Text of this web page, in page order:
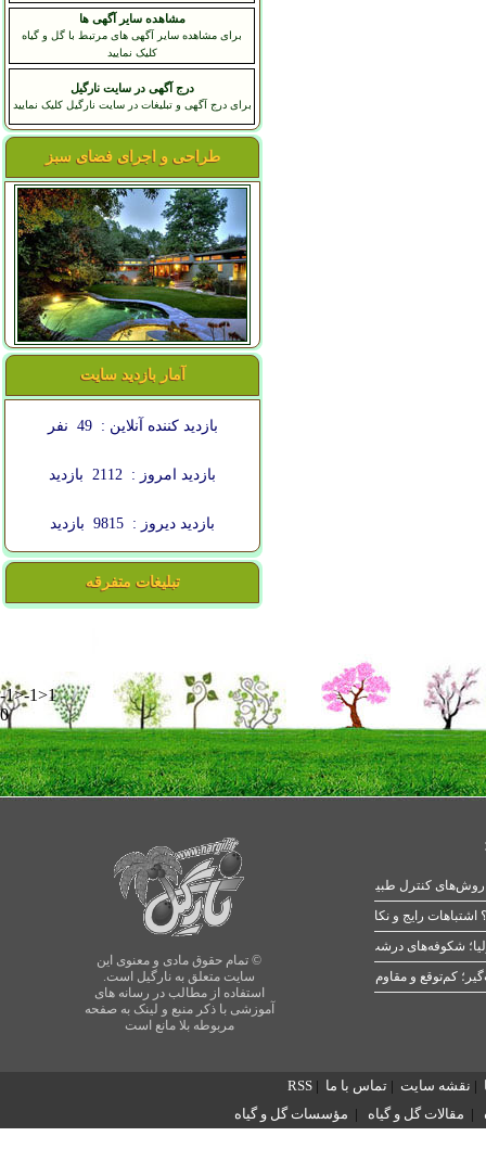
مشاهده سایر آگهی ها
برای مشاهده سایر آگهی های مرتبط با گل و گیاه
کلیک نمایید
درج آگهی در سایت نارگیل
برای درج آگهی و تبلیغات در سایت نارگیل کلیک نمایید
طراحی و اجرای فضای سبز
آمار بازدید سایت
بازدید کننده آنلاین : 49 نفر
بازدید امروز : 2112 بازدید
بازدید دیروز : 9815 بازدید
تبلیغات متفرقه
-1>-1>1
0
© تمام حقوق مادی و معنوی این
سایت متعلق به نارگیل است.
استفاده از مطالب در رسانه های
آموزشی با ذکر منبع و لینک به صفحه
مربوطه بلا مانع است
رایج و نکات طلایی
شکوفه‌های درشت در بهار
| نقشه سایت | تماس با ما |
RSS
| مقالات گل و گیاه | مؤسسات گل و گیاه